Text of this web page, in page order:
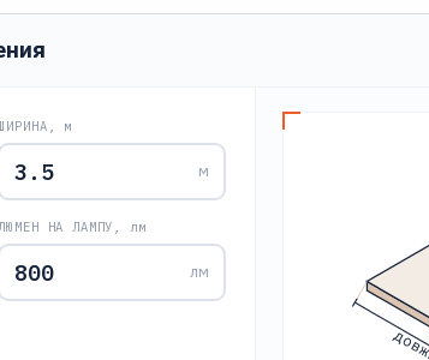
м
м
НА ЛАМПУ, лм
лм